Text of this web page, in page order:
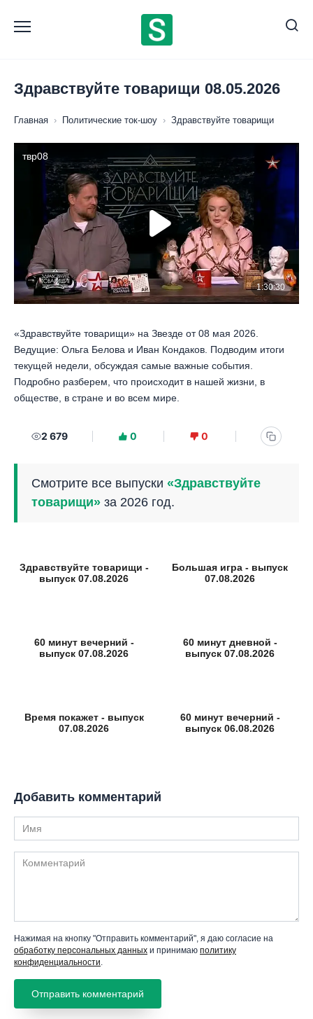
содержанию
Здравствуйте товарищи 08.05.2026
Главная › Политические ток-шоу › Здравствуйте товарищи
«Здравствуйте товарищи» на Звезде от 08 мая 2026.
Ведущие: Ольга Белова и Иван Кондаков. Подводим итоги
текущей недели, обсуждая самые важные события.
Подробно разберем, что происходит в нашей жизни, в
обществе, в стране и во всем мире.
2 679 0 0
Смотрите все выпуски «Здравствуйте
товарищи» за 2026 год.
Здравствуйте товарищи -
выпуск 07.08.2026
Большая игра - выпуск
07.08.2026
60 минут вечерний -
выпуск 07.08.2026
60 минут дневной -
выпуск 07.08.2026
Время покажет - выпуск
07.08.2026
60 минут вечерний -
выпуск 06.08.2026
Добавить комментарий
Имя
Комментарий
Нажимая на кнопку "Отправить комментарий", я даю согласие на
обработку персональных данных и принимаю политику
конфиденциальности.